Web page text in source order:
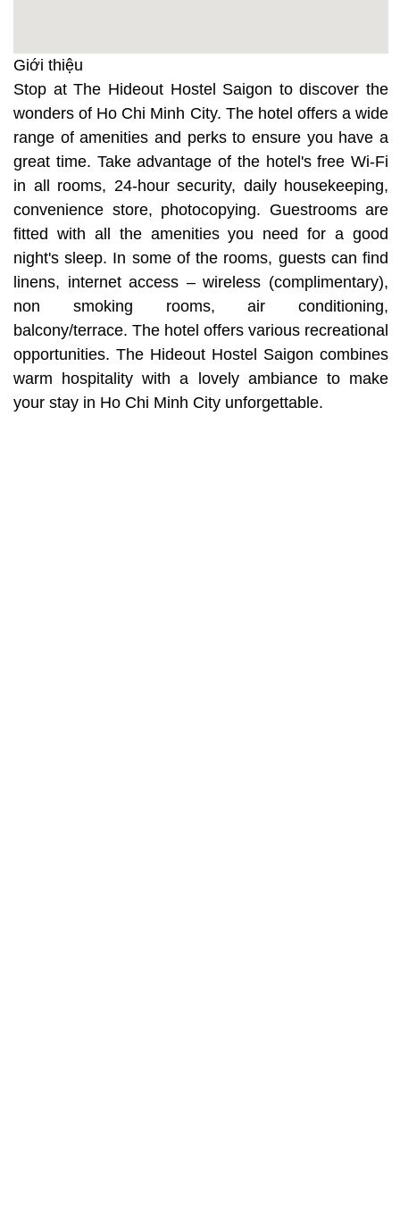
Giới thiệu
Stop at The Hideout Hostel Saigon to discover the
wonders of Ho Chi Minh City. The hotel offers a wide
range of amenities and perks to ensure you have a
great time. Take advantage of the hotel's free Wi-Fi
in all rooms, 24-hour security, daily housekeeping,
convenience store, photocopying. Guestrooms are
fitted with all the amenities you need for a good
night's sleep. In some of the rooms, guests can find
linens, internet access – wireless (complimentary),
non smoking rooms, air conditioning,
balcony/terrace. The hotel offers various recreational
opportunities. The Hideout Hostel Saigon combines
warm hospitality with a lovely ambiance to make
your stay in Ho Chi Minh City unforgettable.